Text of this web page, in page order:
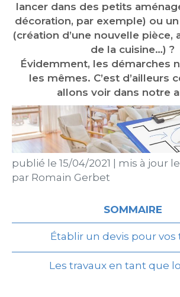
lancer dans des petits
décoration, par exemple) ou
(création d’une nouvelle pièce,
de la cuisine…) ?
Évidemment, les démarches
les mêmes. C’est d’ailleurs
allons voir dans notre
publié le 15/04/2021 mis à jour le
par Romain Gerbet
SOMMAIRE
Établir un devis pour vos
Les travaux en tant que